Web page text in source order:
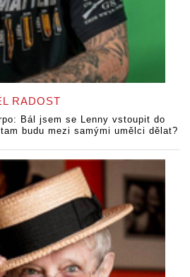
RADOST
Bál jsem se Lenny vstoupit do
budu mezi samými umělci dělat?